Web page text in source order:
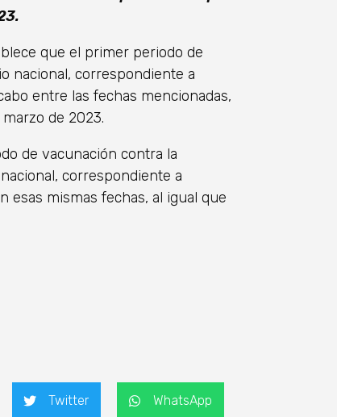
que el primer periodo de
nacional, correspondiente a
entre las fechas mencionadas,
de 2023.
de vacunación contra la
correspondiente a
esas mismas fechas, al igual que
Twitter WhatsApp